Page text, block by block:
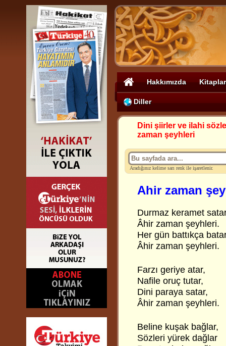
Hakkımızda Kitaplar
Diller
Dini şiirler ve ilahi
zaman şeyhleri
Aradığınız kelime sarı renk ile işaretlenir.
Ahir zaman
Durmaz keramet
Âhir zaman şeyhleri.
Her gün battıkça
Âhir zaman şeyhleri.
Farzı geriye atar,
Nafile oruç tutar,
Dini paraya satar,
Âhir zaman şeyhleri.
Beline kuşak bağlar,
Sözleri yürek dağlar